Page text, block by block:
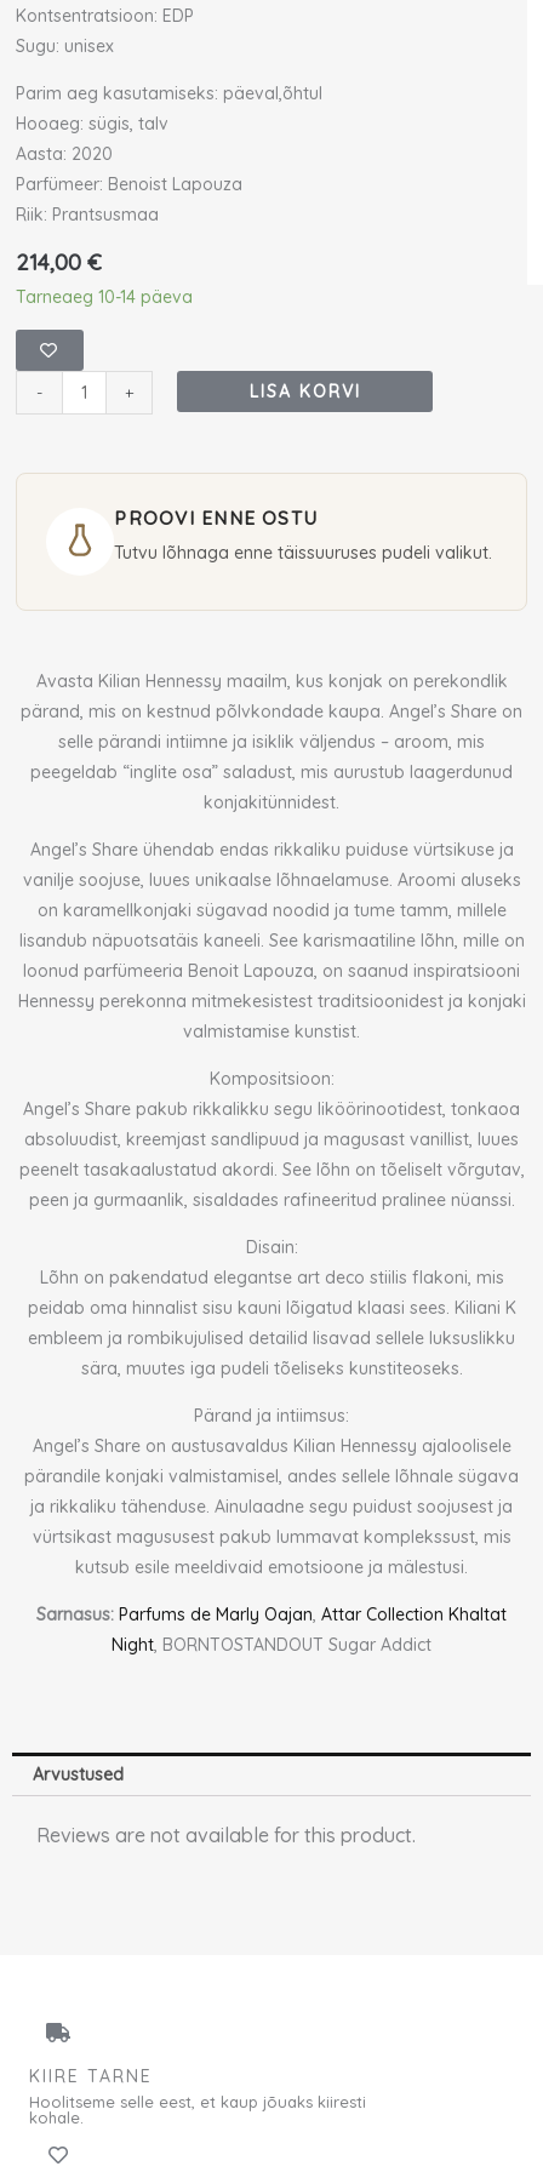
Kontsentratsioon: EDP
Sugu: unisex
Parim aeg kasutamiseks: päeval,õhtul
Hooaeg: sügis, talv
Aasta: 2020
Parfümeer: Benoist Lapouza
Riik: Prantsusmaa
214,00€
Tarneaeg 10-14 päeva
-
By
Kilian
Angels'
Eau
Parfum
+ LISA KORVI
PROOVI ENNE OSTU
Tutvu lõhnaga enne täissuuruses pudeli valikut.
Avasta Kilian Hennessy maailm, kus konjak on perekondlik
pärand, mis on kestnud põlvkondade kaupa. Angel’s Share on
selle pärandi intiimne ja isiklik väljendus – aroom, mis
peegeldab “inglite osa” saladust, mis aurustub laagerdunud
konjakitünnidest.
Angel’s Share ühendab endas rikkaliku puiduse vürtsikuse ja
vanilje soojuse, luues unikaalse lõhnaelamuse. Aroomi aluseks
on karamellkonjaki sügavad noodid ja tume tamm, millele
lisandub näpuotsatäis kaneeli. See karismaatiline lõhn, mille on
loonud parfümeeria Benoit Lapouza, on saanud inspiratsiooni
Hennessy perekonna mitmekesistest traditsioonidest ja konjaki
valmistamise kunstist.
Kompositsioon:
Angel’s Share pakub rikkalikku segu liköörinootidest, tonkaoa
absoluudist, kreemjast sandlipuud ja magusast vanillist, luues
peenelt tasakaalustatud akordi. See lõhn on tõeliselt võrgutav,
peen ja gurmaanlik, sisaldades rafineeritud pralinee nüanssi.
Disain:
Lõhn on pakendatud elegantse art deco stiilis flakoni, mis
peidab oma hinnalist sisu kauni lõigatud klaasi sees. Kiliani K
embleem ja rombikujulised detailid lisavad sellele luksuslikku
sära, muutes iga pudeli tõeliseks kunstiteoseks.
Pärand ja intiimsus:
Angel’s Share on austusavaldus Kilian Hennessy ajaloolisele
pärandile konjaki valmistamisel, andes sellele lõhnale sügava
ja rikkaliku tähenduse. Ainulaadne segu puidust soojusest ja
vürtsikast magususest pakub lummavat komplekssust, mis
kutsub esile meeldivaid emotsioone ja mälestusi.
Sarnasus: Parfums de Marly Oajan, Attar Collection Khaltat
Night, BORNTOSTANDOUT Sugar Addict
Arvustused
Reviews are not available for this product.
KIIRE TARNE
Hoolitseme selle eest, et kaup jõuaks kiiresti
kohale.